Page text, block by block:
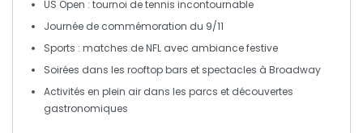
US Open : tournoi de tennis incontournable
Journée de commémoration du 9/11
Sports : matches deNFL avec ambiance festive
Soirées dans les rooftop bars et spectacles à Broadway
Activités en plein air dans les parcs et découvertes
gastronomiques